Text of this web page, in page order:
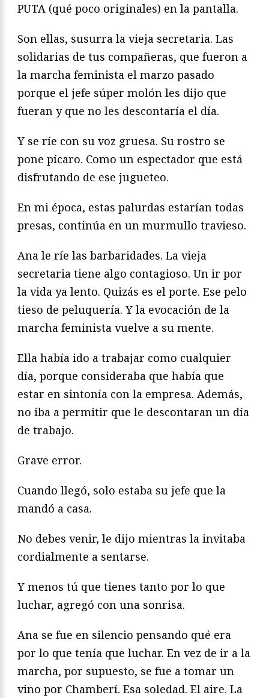
PUTA (qué poco originales) en la pantalla.
Son ellas, susurra la vieja secretaria. Las
solidarias de tus compañeras, que fueron a
la marcha feminista el marzo pasado
porque el jefe súper molón les dijo que
fueran y que no les descontaría el día.
Y se ríe con su voz gruesa. Su rostro se
pone pícaro. Como un espectador que está
disfrutando de ese jugueteo.
En mi época, estas palurdas estarían todas
presas, continúa en un murmullo travieso.
Ana le ríe las barbaridades. La vieja
secretaria tiene algo contagioso. Un ir por
la vida ya lento. Quizás es el porte. Ese pelo
tieso de peluquería. Y la evocación de la
marcha feminista vuelve a su mente.
Ella había ido a trabajar como cualquier
día, porque consideraba que había que
estar en sintonía con la empresa. Además,
no iba a permitir que le descontaran un día
de trabajo.
Grave error.
Cuando llegó, solo estaba su jefe que la
mandó a casa.
No debes venir, le dijo mientras la invitaba
cordialmente a sentarse.
Y menos tú que tienes tanto por lo que
luchar, agregó con una sonrisa.
Ana se fue en silencio pensando qué era
por lo que tenía que luchar. En vez de ir a la
marcha, por supuesto, se fue a tomar un
vino por Chamberí. Esa soledad. El aire. La